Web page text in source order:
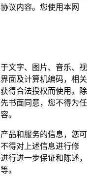
议内容。您使用本网
文字、图片、音乐、视
面及计算机编码，相关
得合法授权而使用。除
书面同意，您不得为任
。
品和服务的信息，您可
得对上述信息进行修
行进一步保证和陈述，
。